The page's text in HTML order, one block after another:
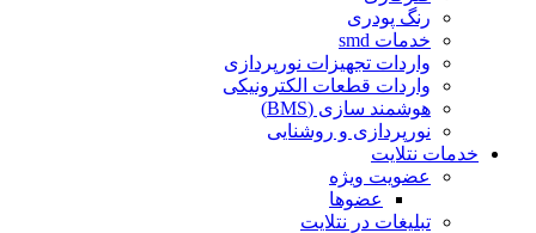
رنگ پودری
خدمات smd
واردات تجهیزات نورپردازی
واردات قطعات الکترونیکی
هوشمند سازی (BMS)
نورپردازی و روشنایی
خدمات نتلایت
عضویت ویژه
عضوها
تبلیغات در نتلایت